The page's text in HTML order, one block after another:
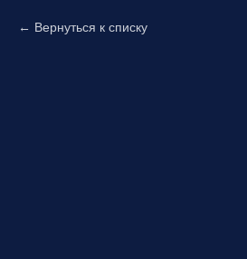
Вернуться к списку